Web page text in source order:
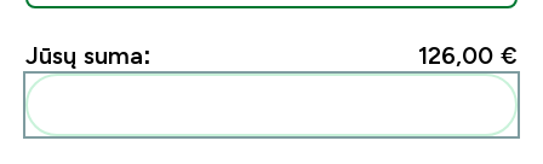
Jūsų suma: 126,00 €‎